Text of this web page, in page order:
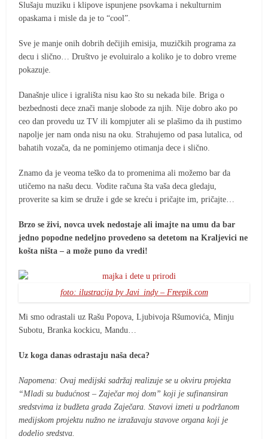
Slušaju muziku i klipove ispunjene psovkama i nekulturnim
opaskama i misle da je to “cool”.
Sve je manje onih dobrih dečijih emisija, muzičkih programa za
decu i slično… Društvo je evoluiralo a koliko je to dobro vreme
pokazuje.
Današnje ulice i igrališta nisu kao što su nekada bile. Briga o
bezbednosti dece znači manje slobode za njih. Nije dobro ako po
ceo dan provedu uz TV ili kompjuter ali se plašimo da ih pustimo
napolje jer nam onda nisu na oku. Strahujemo od pasa lutalica, od
bahatih vozača, da ne pominjemo otimanja dece i slično.
Znamo da je veoma teško da to promenima ali možemo bar da
utičemo na našu decu. Vodite računa šta vaša deca gledaju,
proverite sa kim se druže i gde se kreću i pričajte im, pričajte…
Brzo se živi, novca uvek nedostaje ali imajte na umu da bar
jedno popodne nedeljno provedeno sa detetom na Kraljevici ne
košta ništa – a može puno da vredi!
foto: ilustracija by Javi_indy – Freepik.com
Mi smo odrastali uz Rašu Popova, Ljubivoja Ršumovića, Minju
Subotu, Branka kockicu, Mandu…
Uz koga danas odrastaju naša deca?
Napomena: Ovaj medijski sadržaj realizuje se u okviru projekta
“Mladi su budućnost – Zaječar moj dom” koji je sufinansiran
sredstvima iz budžeta grada Zaječara. Stavovi izneti u podržanom
medijskom projektu nužno ne izražavaju stavove organa koji je
dodelio sredstva.